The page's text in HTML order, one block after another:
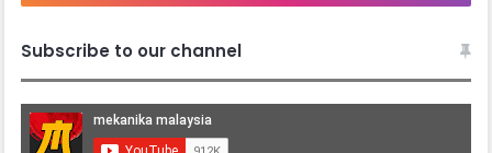
Subscribe to our channel